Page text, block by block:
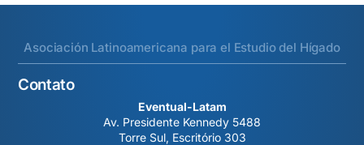
Asociación Latinoamericana para el Estudio del Hígado
Contato
Eventual-Latam
Av. Presidente Kennedy 5488
Torre Sul, Escritório 303